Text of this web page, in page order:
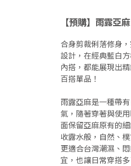
【預購】雨露亞
合身剪裁俐落修身
設計，在經典藍白
內搭，都能展現出
百搭單品！
雨露亞麻是一種帶
氣，隨著穿著與使
面保留亞麻原有的
收露水般，自然、
更適合台灣潮濕、
宜，也讓日常穿搭